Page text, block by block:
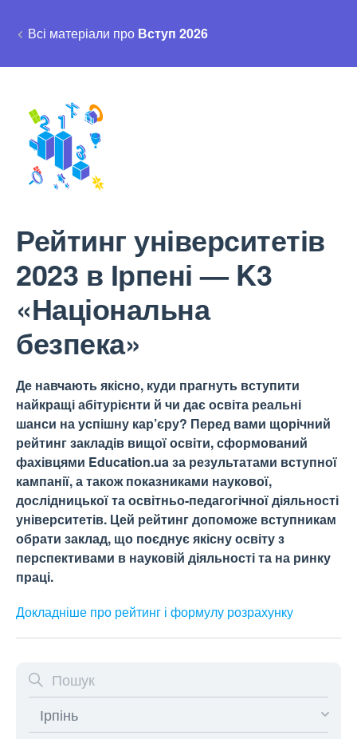
Всі матеріали про Вступ 2026
Рейтинг університетів
2023 в Ірпені — K3
«Національна
безпека»
Де навчають якісно, куди прагнуть вступити
найкращі абітурієнти й чи дає освіта реальні
шанси на успішну кар’єру? Перед вами щорічний
рейтинг закладів вищої освіти, сформований
фахівцями Education.ua за результатами вступної
кампанії, а також показниками наукової,
дослідницької та освітньо-педагогічної діяльності
університетів. Цей рейтинг допоможе вступникам
обрати заклад, що поєднує якісну освіту з
перспективами в науковій діяльності та на ринку
праці.
Докладніше про рейтинг і формулу розрахунку